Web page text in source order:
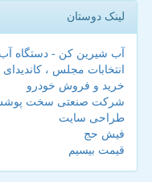
لینک دوستان
آب شیرین کن - دستگاه
انتخابات مجلس ،
خرید و فروش خودرو
شرکت صنعتی سخت
طراحی سایت
فیش حج
قیمت بیسیم